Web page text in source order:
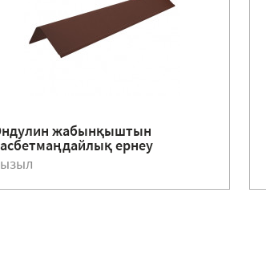
жабынқыштын
ернеу